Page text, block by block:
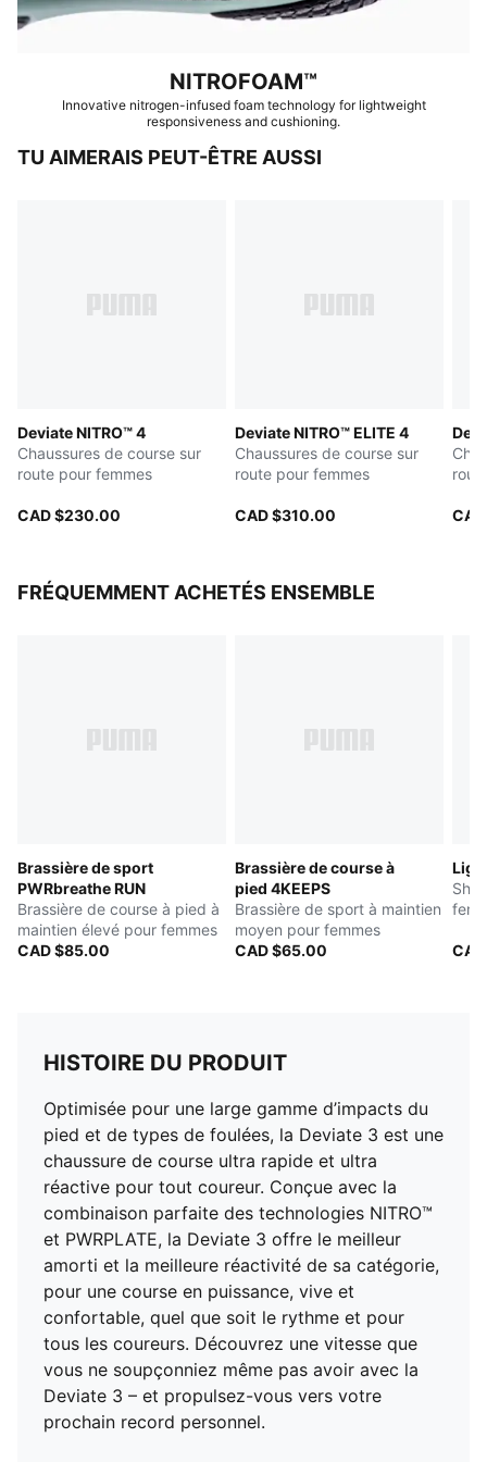
NITROFOAM™
Innovative nitrogen-infused foam technology for lightweight
responsiveness and cushioning.
TU AIMERAIS PEUT-ÊTRE AUSSI
Deviate NITRO™ 4
Chaussures de course sur
route pour femmes
CAD $230.00
Deviate NITRO™ ELITE 4
Chaussures de course sur
route pour femmes
CAD $310.00
FRÉQUEMMENT ACHETÉS ENSEMBLE
Brassière de sport
PWRbreathe RUN
Brassière de course à pied à
maintien élevé pour femmes
CAD $85.00
Brassière de course à
pied 4KEEPS
Brassière de sport à maintien
moyen pour femmes
CAD $65.00
HISTOIRE DU PRODUIT
Optimisée pour une large gamme d’impacts du
pied et de types de foulées, la Deviate 3 est une
chaussure de course ultra rapide et ultra
réactive pour tout coureur. Conçue avec la
combinaison parfaite des technologies NITRO™
et PWRPLATE, la Deviate 3 offre le meilleur
amorti et la meilleure réactivité de sa catégorie,
pour une course en puissance, vive et
confortable, quel que soit le rythme et pour
tous les coureurs. Découvrez une vitesse que
vous ne soupçonniez même pas avoir avec la
Deviate 3 – et propulsez-vous vers votre
prochain record personnel.